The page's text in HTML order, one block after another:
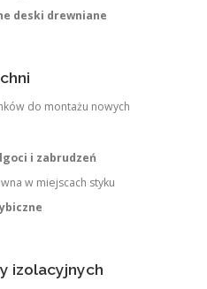
deski drewniane
do montażu nowych
i zabrudzeń
w miejscach styku
izolacyjnych